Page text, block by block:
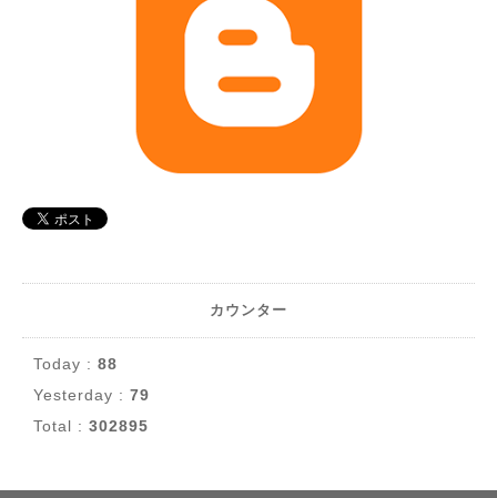
カウンター
Today : 88
Yesterday : 79
Total : 302895